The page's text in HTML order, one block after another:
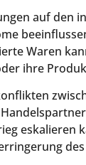
auf den
Waren
ihre
eskalieren